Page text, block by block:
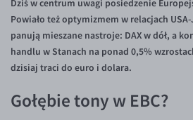
Inne pary walutowe
AUD/PLN
BGN/PLN
CNY/PLN
Aplikacja mobilna
Bezpieczeństwo
Pomoc
FAQ
KONTAKT
Kontakt
PL
Dziś w centrum uwagi posiedzenie
Powiało też optymizmem w relacjach
panują mieszane nastroje: DAX w dół, a
handlu w Stanach na ponad 0,5%
dzisiaj traci do euro i dolara.
Gołębie tony w EBC?